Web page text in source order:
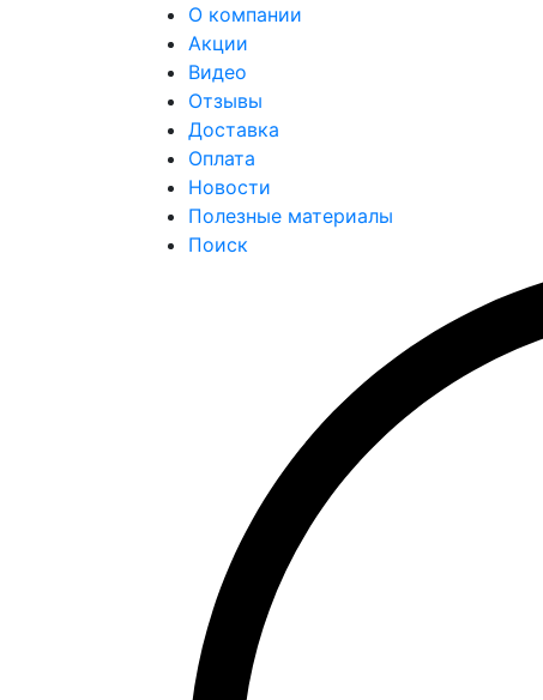
О компании
Акции
Видео
Отзывы
Доставка
Оплата
Новости
Полезные материалы
Поиск